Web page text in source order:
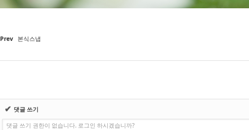
Prev 본식스냅
✔ 댓글 쓰기
댓글 쓰기 권한이 없습니다. 로그인 하시겠습니까?